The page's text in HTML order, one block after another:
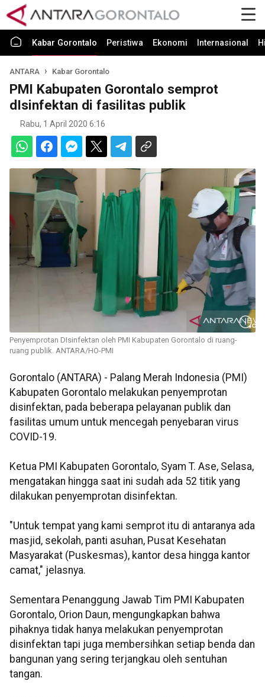
Kabar Gorontalo Peristiwa Ekonomi Internasional
ANTARA Kabar Gorontalo
PMI Kabupaten Gorontalo semprot
dIsinfektan di fasilitas publik
Rabu, 1 April 2020 6:16
Penyemprotan DIsinfektan oleh PMI Kabupaten Gorontalo di ruang-
ruang publik. ANTARA/HO-PMI
Gorontalo (ANTARA) - Palang Merah Indonesia (PMI)
Kabupaten Gorontalo melakukan penyemprotan
disinfektan, pada beberapa pelayanan publik dan
fasilitas umum untuk mencegah penyebaran virus
COVID-19.
Ketua PMI Kabupaten Gorontalo, Syam T. Ase, Selasa,
mengatakan hingga saat ini sudah ada 52 titik yang
dilakukan penyemprotan disinfektan.
"Untuk tempat yang kami semprot itu di antaranya ada
masjid, sekolah, panti asuhan, Pusat Kesehatan
Masyarakat (Puskesmas), kantor desa hingga kantor
camat," jelasnya.
Sementara Penanggung Jawab Tim PMI Kabupaten
Gorontalo, Orion Daun, mengungkapkan bahwa
pihaknya tidak hanya melakukan penyemprotan
disinfektan tapi juga membersihkan setiap benda dan
bangunan yang sering terjangkau oleh sentuhan
tangan.